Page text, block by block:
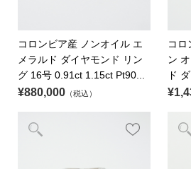
コロンビア産 ノンオイル エ
メラルド ダイヤモンド リン
グ 16号 0.91ct 1.15ct Pt90...
¥880,000（税込）
コロ
ン
ド